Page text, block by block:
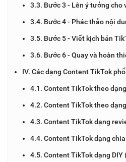
3.3. Bước 3 - Lên ý tưởng cho
3.4. Bước 4 - Phác thảo nội
3.5. Bước 5 - Viết kịch bản
3.6. Bước 6 - Quay và hoàn
IV. Các dạng Content TikTok
4.1. Content TikTok theo
4.2. Content TikTok theo
4.3. Content TikTok dạng
4.4. Content TikTok dạng
4.5. Content TikTok dạng DIY